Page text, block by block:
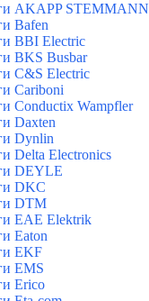
AKAPP STEMMANN
Bafen
BBI Electric
BKS Busbar
C&S Electric
Cariboni
Conductix Wampfler
Daxten
Dynlin
Delta Electronics
DEYLE
DKC
DTM
EAE Elektrik
Eaton
EKF
EMS
Erico